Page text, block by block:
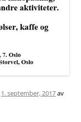
1. september, 2017av